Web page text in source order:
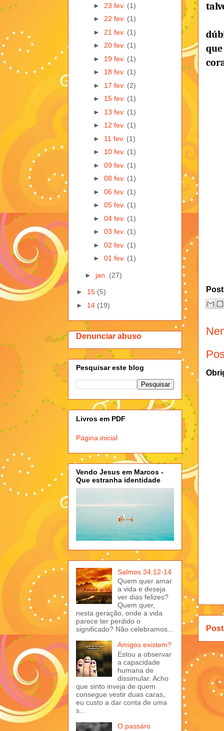
► 23 fev. (1)
► 22 fev. (1)
► 21 fev. (1)
► 20 fev. (1)
► 19 fev. (1)
► 18 fev. (1)
► 17 fev. (2)
► 15 fev. (1)
► 13 fev. (1)
► 12 fev. (1)
► 11 fev. (1)
► 10 fev. (1)
► 09 fev. (1)
► 08 fev. (1)
► 06 fev. (1)
► 05 fev. (1)
► 04 fev. (1)
► 03 fev. (1)
► 02 fev. (1)
► 01 fev. (1)
► jan. (27)
► 15 (5)
► 14 (19)
Denunciar abuso
Pesquisar este blog
Livros em PDF
Página inicial
Vendo Jesus em Marcos -
Que estranha identidade
Salmos 34:12-14
Quem quer amar
a vida e deseja
ver dias felizes?
Quem quer,
nesta geração, onde a vida
parece ter perdido o
significado? Não celebramos...
Amigos existem?
Estou a observar
a capacidade
humana de
dissimular. Acho
que sinto inveja de quem
consegue vestir duas caras,
eu custo a dar conta de uma
s...
O passáro